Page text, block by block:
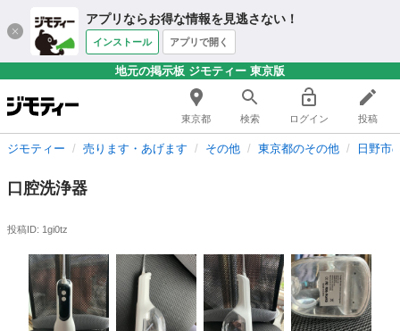
アプリならお得な情報を見逃さない！
インストール アプリで開く
地元の掲示板 ジモティー 東京版
東京都 検索 ログイン 投稿
ジモティー 売ります・あげます その他 東京都のその他 日野市
口腔洗浄器
投稿ID: 1gi0tz